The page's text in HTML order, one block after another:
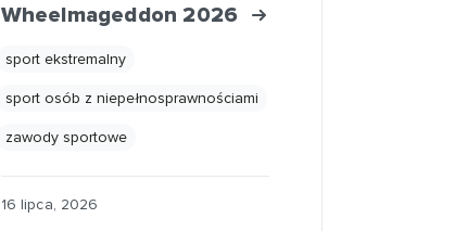
Wheelmageddon 2026
sport ekstremalny
sport osób z niepełnosprawnościami
zawody sportowe
16 lipca, 2026